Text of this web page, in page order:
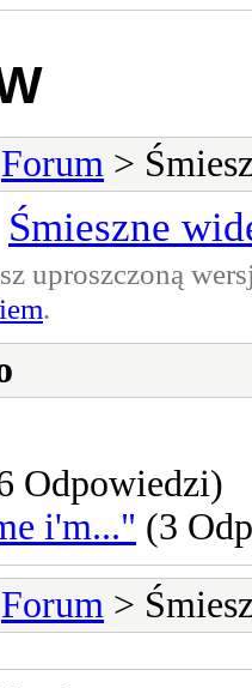
Forum >
Śmieszne
uproszczoną
.
Odpowiedzi)
i'm..." (3
Forum >